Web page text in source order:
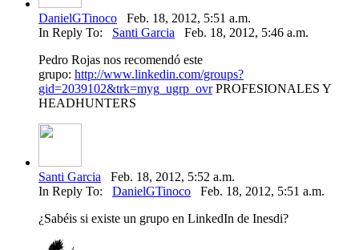
DanielGTinoco Feb. 18, 2012, 5:51 a.m.
In Reply To: Santi Garcia Feb. 18, 2012, 5:46 a.m.
Pedro Rojas nos recomendó este
grupo: http://www.linkedin.com/groups?
gid=2039102&trk=myg_ugrp_ovrPROFESIONALES Y
HEADHUNTERS
Santi Garcia Feb. 18, 2012, 5:52 a.m.
In Reply To: DanielGTinoco Feb. 18, 2012, 5:51 a.m.
¿Sabéis si existe un grupo en LinkedIn de Inesdi?